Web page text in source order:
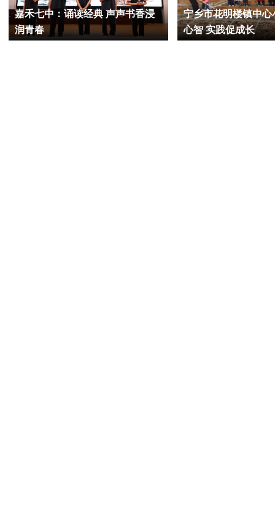
嘉禾七中：诵读经典 声声书香浸
润青春
宁乡市花明楼镇中心
心智 实践促成长